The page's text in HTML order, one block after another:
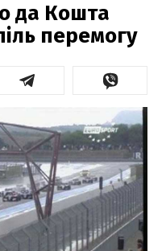
да Кошта
перемогу